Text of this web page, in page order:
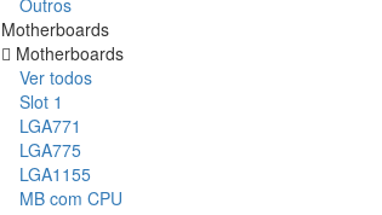
Motherboards
Motherboards
Ver todos
Slot 1
LGA771
LGA775
LGA1155
MB com CPU